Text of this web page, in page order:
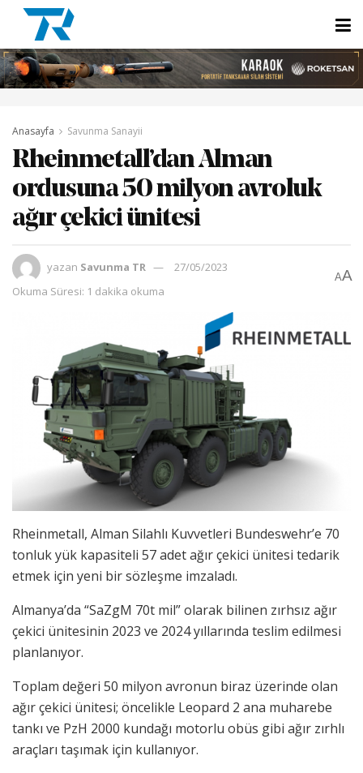
Anasayfa Savunma Sanayii
Rheinmetall’dan Alman
ordusuna 50 milyon avroluk
ağır çekici ünitesi
yazan Savunma TR
27/05/2023
Okuma Süresi: 1 dakika okuma
AA
Rheinmetall, Alman Silahlı Kuvvetleri Bundeswehr’e 70
tonluk yük kapasiteli 57 adet ağır çekici ünitesi tedarik
etmek için yeni birsözleşme imzaladı.
Almanya’da “SaZgM 70t mil” olarak bilinen zırhsız ağır
çekici ünitesinin 2023 ve 2024 yıllarında teslim edilmesi
planlanıyor.
Toplam değeri 50 milyon avronun biraz üzerinde olan
ağır çekici ünitesi; öncelikle Leopard 2 ana muharebe
tankı ve PzH 2000 kundağı motorlu obüs gibi ağır zırhlı
araçları taşımak için kullanıyor.